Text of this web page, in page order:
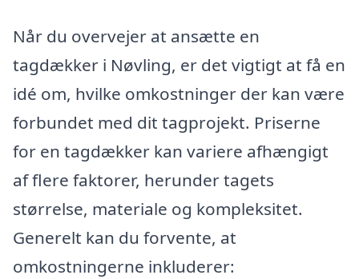
Når du overvejer at ansætte en
tagdækker i Nøvling, er det vigtigt at få en
idé om, hvilke omkostninger der kan være
forbundet med dit tagprojekt. Priserne
for en tagdækker kan variere afhængigt
af flere faktorer, herunder tagets
størrelse, materiale og kompleksitet.
Generelt kan du forvente, at
omkostningerne inkluderer: